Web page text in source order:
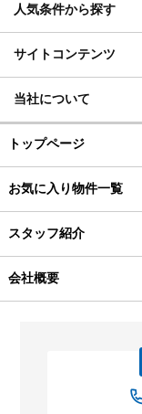
人気条件から探す
サイトコンテンツ
当社について
トップページ
お気に入り物件一覧
スタッフ紹介
会社概要